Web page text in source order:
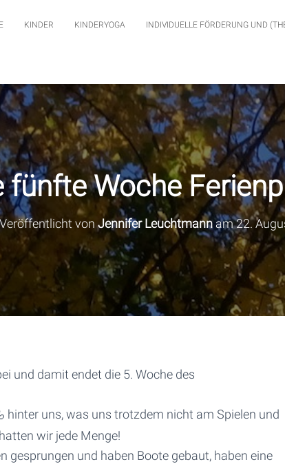
KINDER KINDERYOGA INDIVIDUELLE FÖRDERUNG UND
fünfte Woche
Veröffentlicht vonJennifer Leuchtmannam22.
und damit endet die 5. Woche des
hinter uns, was uns trotzdem nicht am Spielen und
wir jede Menge!
gesprungen und haben Boote gebaut, haben eine